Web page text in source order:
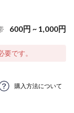
600円 ~ 1,000円
です。
購入方法について